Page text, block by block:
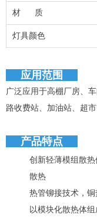
材 质
灯具颜色
应用范围
广泛应用于高棚厂房、
路收费站、加油站、超市
产品特点
创新轻薄模组散
散热
热管铆接技术，
以模块化散热体